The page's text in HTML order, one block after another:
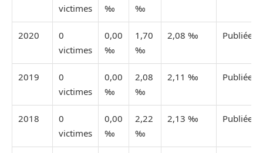
victimes
‰
‰
2020
0
victimes
0,00
‰
1,70
‰
2,08 ‰ Publiée
2019
0
victimes
0,00
‰
2,08
‰
2,11 ‰ Publiée
2018
0
victimes
0,00
‰
2,22
‰
2,13 ‰ Publiée